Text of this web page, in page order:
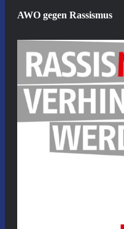
AWO gegen Rassismus